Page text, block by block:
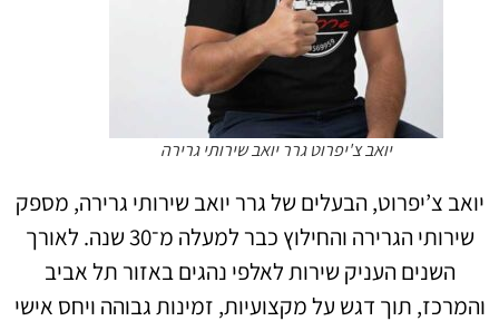
יואב צ'יפרוט גרר יואב שירותי גרירה
יואב צ’יפרוט, הבעלים של גרר יואב שירותי גרירה, מספק
שירותי הגרירה והחילוץ כבר למעלה מ־30 שנה. לאורך
השנים העניק שירות לאלפי נהגים באזור תל אביב
והמרכז, תוך דגש על מקצועיות, זמינות גבוהה ויחס אישי